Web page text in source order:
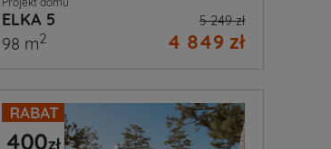
ELKA 5 5 249 zł
4 849 zł
98 m2